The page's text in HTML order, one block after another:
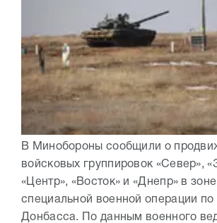
В Минобороны сообщили о
войсковых группировок «Север»,
«Центр», «Восток» и «Днепр» в
специальной военной операции по
Донбасса. По данным военного